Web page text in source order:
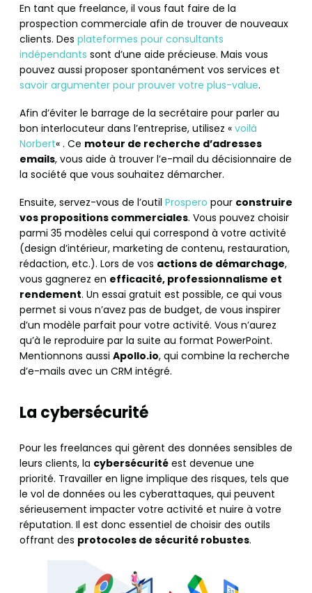
En tant que freelance, il vous faut faire de la
prospection commerciale afin de trouver de nouveaux
clients. Des plateformes pour consultants
indépendants sont d’une aide précieuse. Mais vous
pouvez aussi proposer spontanément vos services et
savoir argumenter pour prouver votre plus-value.
Afin d’éviter le barrage de la secrétaire pour parler au
bon interlocuteur dans l’entreprise, utilisez « voilà
Norbert« . Ce moteur de recherche d’adresses
emails, vous aide à trouver l’e-mail du décisionnaire de
la société que vous souhaitez démarcher.
Ensuite, servez-vous de l’outil Prospero pour construire
vos propositions commerciales. Vous pouvez choisir
parmi 35 modèles celui qui correspond à votre activité
(design d’intérieur, marketing de contenu, restauration,
rédaction, etc.). Lors de vos actions de démarchage,
vous gagnerez en efficacité, professionnalisme et
rendement. Un essai gratuit est possible, ce qui vous
permet si vous n’avez pas de budget, de vous inspirer
d’un modèle parfait pour votre activité. Vous n’aurez
qu’à le reproduire par la suite au format PowerPoint.
Mentionnons aussi Apollo.io, qui combine la recherche
d’e-mails avec un CRM intégré.
La cybersécurité
Pour les freelances qui gèrent des données sensibles de
leurs clients, la cybersécurité est devenue une
priorité. Travailler en ligne implique des risques, tels que
le vol de données ou les cyberattaques, qui peuvent
sérieusement impacter votre activité et nuire à votre
réputation. Il est donc essentiel de choisir des outils
offrant des protocoles de sécurité robustes.